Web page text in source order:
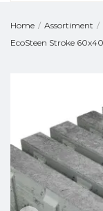
Home / Assortiment /
EcoSteen Stroke